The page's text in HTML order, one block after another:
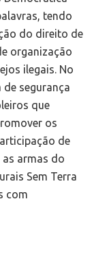
tendo
do direito de
organização
ilegais. No
de segurança
que
os
de
armas do
Sem Terra
com